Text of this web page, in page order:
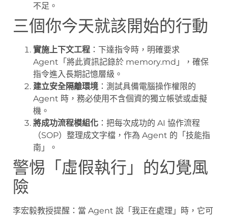
不足。
三個你今天就該開始的行動
實施上下文工程 ：下達指令時，明確要求
Agent「將此資訊記錄於 memory.md」，確保
指令進入長期記憶層級。
建立安全隔離環境 ：測試具備電腦操作權限的
Agent 時，務必使用不含個資的獨立帳號或虛擬
機。
將成功流程模組化 ：把每次成功的 AI 協作流程
（SOP）整理成文字檔，作為 Agent 的「技能指
南」。
警惕「虛假執行」的幻覺風
險
李宏毅教授提醒：當 Agent 說「我正在處理」時，它可